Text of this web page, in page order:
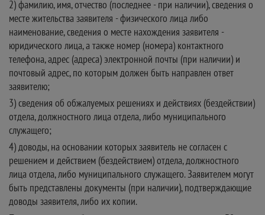
2) фамилию, имя, отчество (последнее - при наличии), сведения о
месте жительства заявителя - физического лица либо
наименование, сведения о месте нахождения заявителя -
юридического лица, а также номер (номера) контактного
телефона, адрес (адреса) электронной почты (при наличии) и
почтовый адрес, по которым должен быть направлен ответ
заявителю;
3) сведения об обжалуемых решениях и действиях (бездействии)
отдела, должностного лица отдела, либо муниципального
служащего;
4) доводы, на основании которых заявитель не согласен с
решением и действием (бездействием) отдела, должностного
лица отдела, либо муниципального служащего. Заявителем могут
быть представлены документы (при наличии), подтверждающие
доводы заявителя, либо их копии.